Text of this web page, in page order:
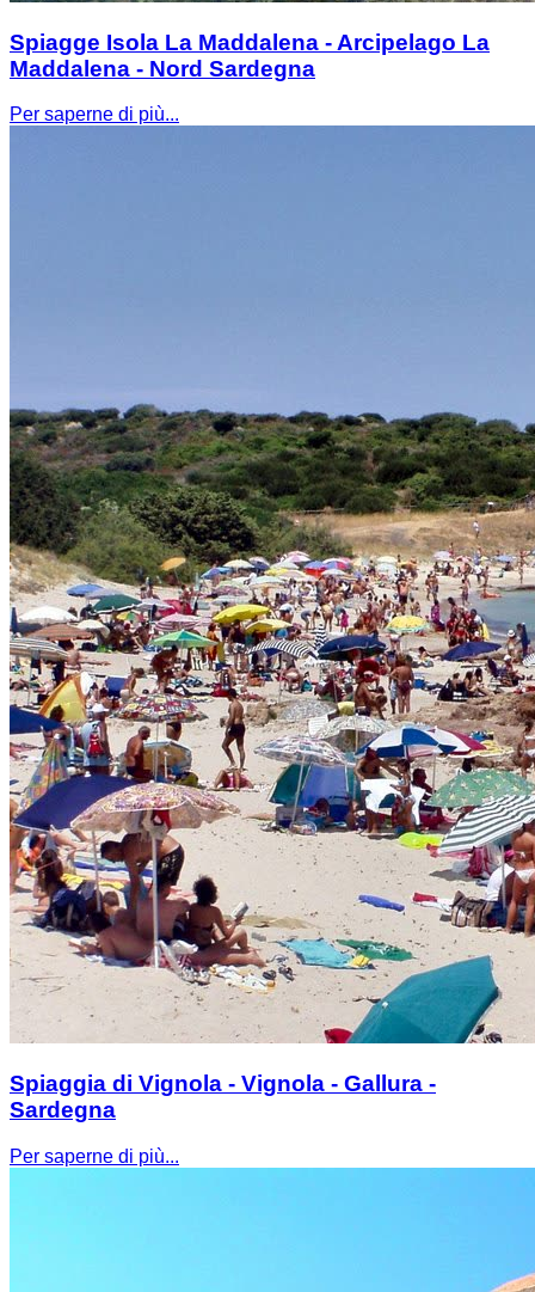
Spiagge Isola La Maddalena - Arcipelago La
Maddalena - Nord Sardegna
Per saperne di più...
Spiaggia di Vignola - Vignola - Gallura -
Sardegna
Per saperne di più...